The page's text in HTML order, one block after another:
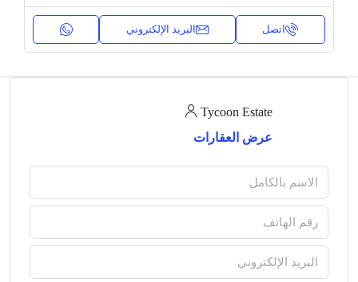
اتصل البريد الإلكتروني
Tycoon Estate
عرض العقارات